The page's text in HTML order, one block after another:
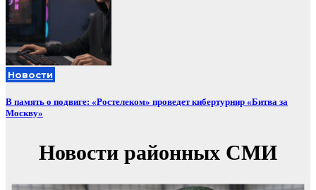
Новости
В память о подвиге: «Ростелеком» проведет кибертурнир «Битва за
Москву»